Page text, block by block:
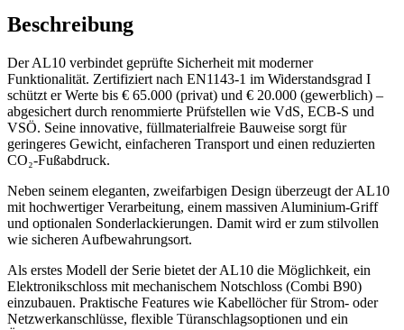
Beschreibung
Der AL10 verbindet geprüfte Sicherheit mit moderner
Funktionalität. Zertifiziert nach EN1143-1 im Widerstandsgrad I
schützt er Werte bis € 65.000 (privat) und € 20.000 (gewerblich) –
abgesichert durch renommierte Prüfstellen wie VdS, ECB-S und
VSÖ. Seine innovative, füllmaterialfreie Bauweise sorgt für
geringeres Gewicht, einfacheren Transport und einen reduzierten
CO₂-Fußabdruck.
Neben seinem eleganten, zweifarbigen Design überzeugt der AL10
mit hochwertiger Verarbeitung, einem massiven Aluminium-Griff
und optionalen Sonderlackierungen. Damit wird er zum stilvollen
wie sicheren Aufbewahrungsort.
Als erstes Modell der Serie bietet der AL10 die Möglichkeit, ein
Elektronikschloss mit mechanischem Notschloss (Combi B90)
einzubauen. Praktische Features wie Kabellöcher für Strom- oder
Netzwerkanschlüsse, flexible Türanschlagsoptionen und ein